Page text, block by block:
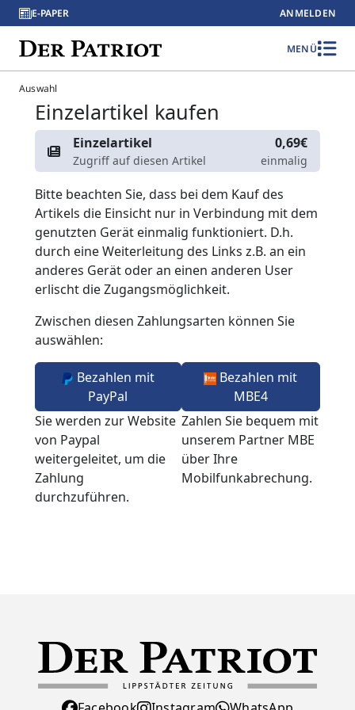
E-PAPER ANMELDEN
MENÜ
Auswahl
Einzelartikel kaufen
Einzelartikel
Zugriff auf diesen Artikel
0,69€
einmalig
Bitte beachten Sie, dass bei dem Kauf des
Artikels die Einsicht nur in Verbindung mit dem
genutzten Gerät einmalig funktioniert. D.h.
durch eine Weiterleitung des Links z.B. an ein
anderes Gerät oder an einen anderen User
erlischt die Zugangsmöglichkeit.
Zwischen diesen Zahlungsarten können Sie
auswählen:
Bezahlen mit
PayPal
Sie werden zur Website
von Paypal
weitergeleitet, um die
Zahlung
durchzuführen.
Bezahlen mit
MBE4
Zahlen Sie bequem mit
unserem Partner MBE
über Ihre
Mobilfunkabrechung.